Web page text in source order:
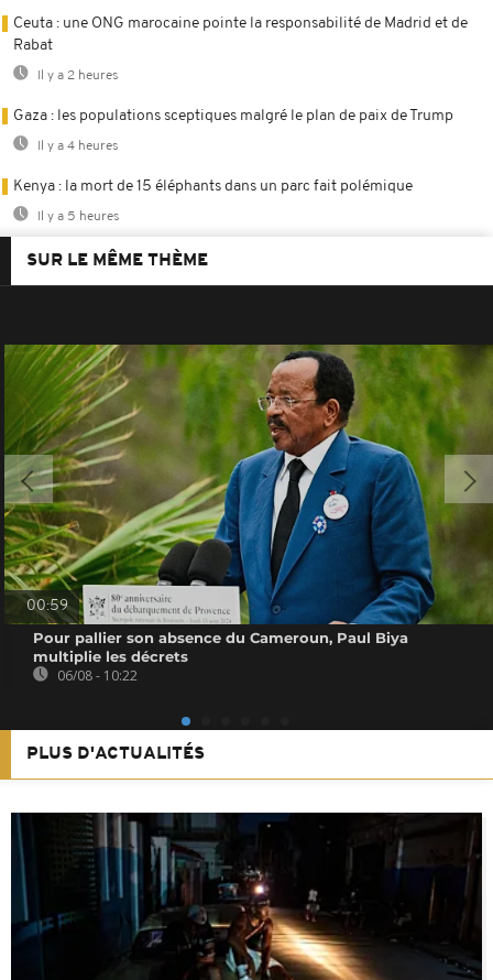
Ceuta : une ONG marocaine pointe la responsabilité de Madrid et de
Rabat
Il y a 2 heures
Gaza : les populations sceptiques malgré le plan de paix de Trump
Il y a 4 heures
Kenya : la mort de 15 éléphants dans un parc fait polémique
Il y a 5 heures
SUR LE MÊME THÈME
00:59
Pour pallier son absence du Cameroun, Paul Biya
multiplie les décrets
06/08 - 10:22
PLUS D'ACTUALITÉS